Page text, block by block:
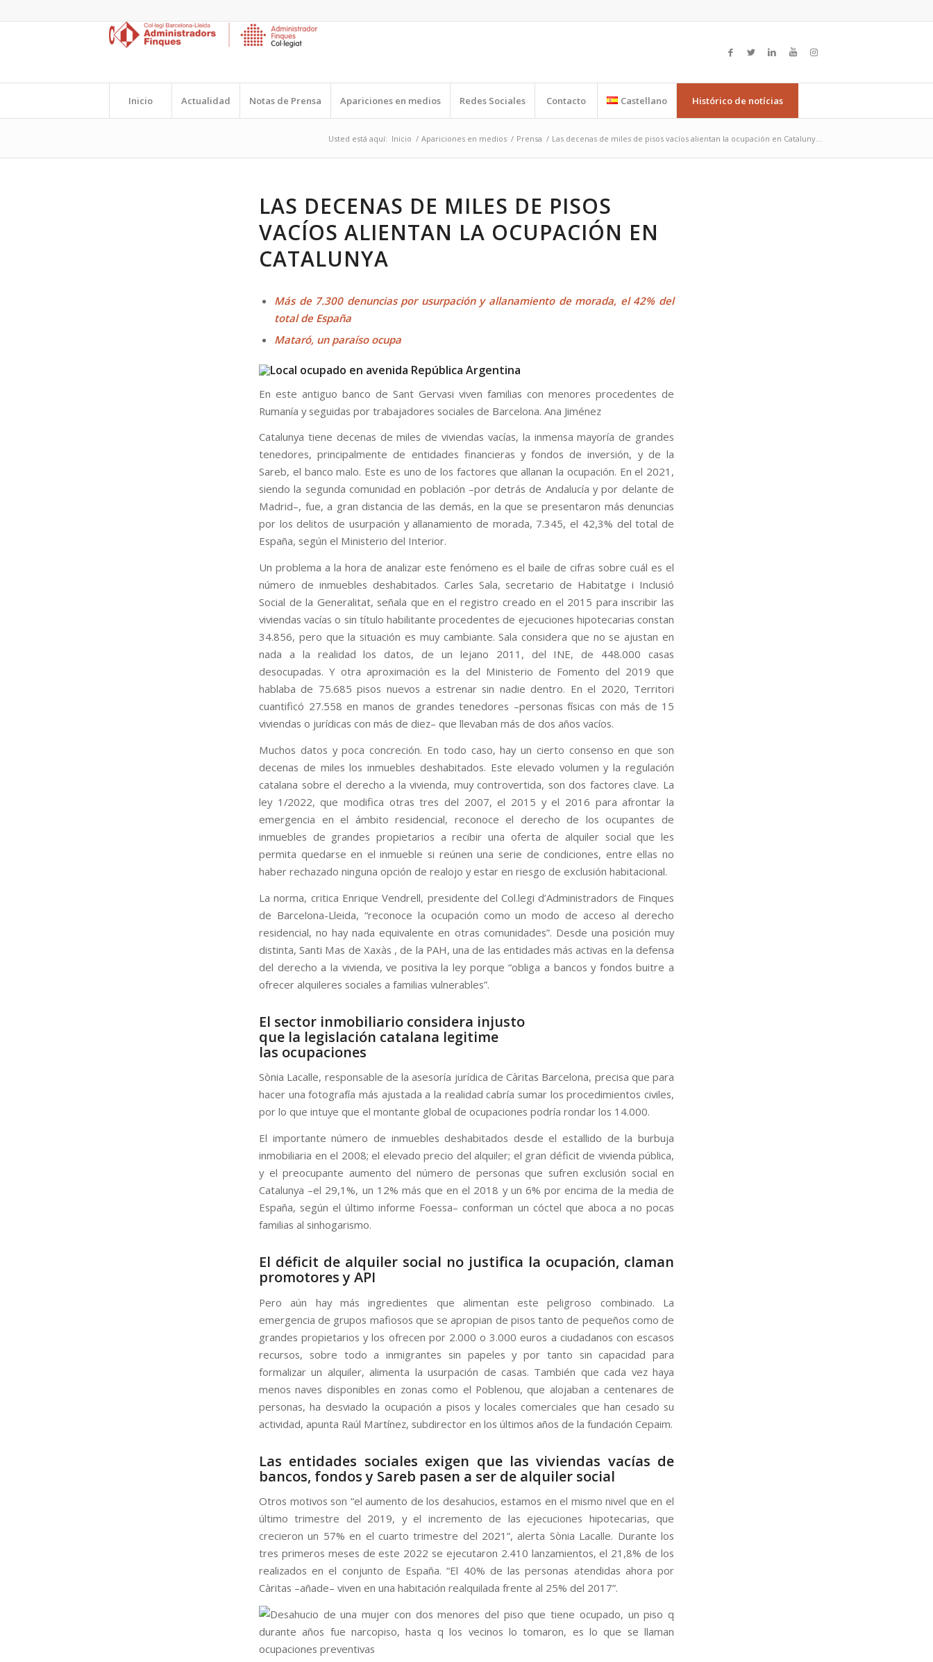
Inicio Actualidad Notas de Prensa Apariciones en medios Redes Sociales Contacto Castellano Histórico de notícias
Usted está aquí: Inicio / Apariciones en medios / Prensa / Las decenas de miles de pisos vacíos alientan la ocupación en Cataluny...
LAS DECENAS DE MILES DE PISOS
VACÍOS ALIENTAN LA OCUPACIÓN EN
CATALUNYA
Más de 7.300 denuncias por usurpación y allanamiento de morada, el 42% del
total de España
Mataró, un paraíso ocupa
En este antiguo banco de Sant Gervasi viven familias con menores procedentes de
Rumanía y seguidas por trabajadores sociales de Barcelona. Ana Jiménez
Catalunya tiene decenas de miles de viviendas vacías, la inmensa mayoría de grandes
tenedores, principalmente de entidades financieras y fondos de inversión, y de la
Sareb, el banco malo. Este es uno de los factores que allanan la ocupación. En el 2021,
siendo la segunda comunidad en población –por detrás de Andalucía y por delante de
Madrid–, fue, a gran distancia de las demás, en la que se presentaron más denuncias
por los delitos de usurpación y allanamiento de morada, 7.345, el 42,3% del total de
España, según el Ministerio del Interior.
Un problema a la hora de analizar este fenómeno es el baile de cifras sobre cuál es el
número de inmuebles deshabitados. Carles Sala, secretario de Habitatge i Inclusió
Social de la Generalitat, señala que en el registro creado en el 2015 para inscribir las
viviendas vacías o sin título habilitante procedentes de ejecuciones hipotecarias constan
34.856, pero que la situación es muy cambiante. Sala considera que no se ajustan en
nada a la realidad los datos, de un lejano 2011, del INE, de 448.000 casas
desocupadas. Y otra aproximación es la del Ministerio de Fomento del 2019 que
hablaba de 75.685 pisos nuevos a estrenar sin nadie dentro. En el 2020, Territori
cuantificó 27.558 en manos de grandes tenedores –personas físicas con más de 15
viviendas o jurídicas con más de diez– que llevaban más de dos años vacíos.
Muchos datos y poca concreción. En todo caso, hay un cierto consenso en que son
decenas de miles los inmuebles deshabitados. Este elevado volumen y la regulación
catalana sobre el derecho a la vivienda, muy controvertida, son dos factores clave. La
ley 1/2022, que modifica otras tres del 2007, el 2015 y el 2016 para afrontar la
emergencia en el ámbito residencial, reconoce el derecho de los ocupantes de
inmuebles de grandes propietarios a recibir una oferta de alquiler social que les
permita quedarse en el inmueble si reúnen una serie de condiciones, entre ellas no
haber rechazado ninguna opción de realojo y estar en riesgo de exclusión habitacional.
La norma, critica Enrique Vendrell, presidente del Col.legi d’Administradors de Finques
de Barcelona-Lleida, “reconoce la ocupación como un modo de acceso al derecho
residencial, no hay nada equivalente en otras comunidades”. Desde una posición muy
distinta, Santi Mas de Xaxàs , de la PAH, una de las entidades más activas en la defensa
del derecho a la vivienda, ve positiva la ley porque “obliga a bancos y fondos buitre a
ofrecer alquileres sociales a familias vulnerables”.
El sector inmobiliario considera injusto
que la legislación catalana legitime
las ocupaciones
Sònia Lacalle, responsable de la asesoría jurídica de Càritas Barcelona, precisa que para
hacer una fotografía más ajustada a la realidad cabría sumar los procedimientos civiles,
por lo que intuye que el montante global de ocupaciones podría rondar los 14.000.
El importante número de inmuebles deshabitados desde el estallido de la burbuja
inmobiliaria en el 2008; el elevado precio del alquiler; el gran déficit de vivienda pública,
y el preocupante aumento del número de personas que sufren exclusión social en
Catalunya –el 29,1%, un 12% más que en el 2018 y un 6% por encima de la media de
España, según el último informe Foessa– conforman un cóctel que aboca a no pocas
familias al sinhogarismo.
El déficit de alquiler social no justifica la ocupación, claman
promotores y API
Pero aún hay más ingredientes que alimentan este peligroso combinado. La
emergencia de grupos mafiosos que se apropian de pisos tanto de pequeños como de
grandes propietarios y los ofrecen por 2.000 o 3.000 euros a ciudadanos con escasos
recursos, sobre todo a inmigrantes sin papeles y por tanto sin capacidad para
formalizar un alquiler, alimenta la usurpación de casas. También que cada vez haya
menos naves disponibles en zonas como el Poblenou, que alojaban a centenares de
personas, ha desviado la ocupación a pisos y locales comerciales que han cesado su
actividad, apunta Raúl Martínez, subdirector en los últimos años de la fundación Cepaim.
Las entidades sociales exigen que las viviendas vacías de
bancos, fondos y Sareb pasen a ser de alquiler social
Otros motivos son “el aumento de los desahucios, estamos en el mismo nivel que en el
último trimestre del 2019, y el incremento de las ejecuciones hipotecarias, que
crecieron un 57% en el cuarto trimestre del 2021”, alerta Sònia Lacalle. Durante los
tres primeros meses de este 2022 se ejecutaron 2.410 lanzamientos, el 21,8% de los
realizados en el conjunto de España. “El 40% de las personas atendidas ahora por
Càritas –añade– viven en una habitación realquilada frente al 25% del 2017”.